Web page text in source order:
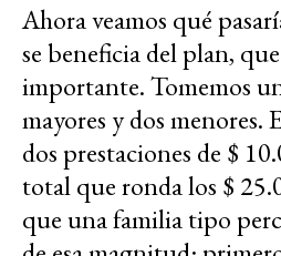
Ahora veamos qué
se beneficia del plan,
importante. Tomemos
mayores y dos menores.
dos prestaciones de $
total que ronda los $
que una familia tipo